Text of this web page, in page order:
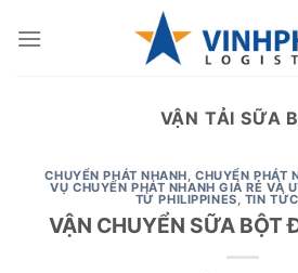
VẬN TẢI SỮA
CHUYỂN PHÁT NHANH,CHUYỂN PHÁT
VỤ CHUYỂN PHÁT NHANH GIÁ RẺ VÀ
TỪ PHILIPPINES, TIN TỨC
VẬN CHUYỂN SỮA BỘT